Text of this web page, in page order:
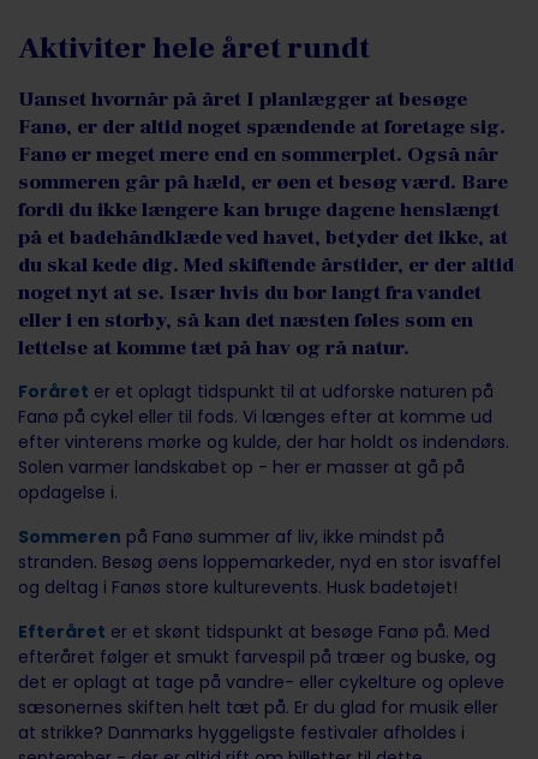
Aktiviter hele året rundt
Uanset hvornår på året I planlægger at besøge
Fanø, er der altid noget spændende at foretage sig.
Fanø er meget mere end en sommerplet. Også når
sommeren går på hæld, er øen et besøg værd. Bare
fordi du ikke længere kan bruge dagene henslængt
på et badehåndklæde ved havet, betyder det ikke, at
du skal kede dig. Med skiftende årstider, er der altid
noget nyt at se. Især hvis du bor langt fra vandet
eller i en storby, så kan det næsten føles som en
lettelse at komme tæt på hav og rå natur.
Foråret er et oplagt tidspunkt til at udforske naturen på
Fanø på cykel eller til fods. Vi længes efter at komme ud
efter vinterens mørke og kulde, der har holdt os indendørs.
Solen varmer landskabet op - her er masser at gå på
opdagelse i.
Sommeren på Fanø summer af liv, ikke mindst på
stranden. Besøg øens loppemarkeder, nyd en stor isvaffel
og deltag i Fanøs store kulturevents. Husk badetøjet!
Efteråret er et skønt tidspunkt at besøge Fanø på. Med
efteråret følger et smukt farvespil på træer og buske, og
det er oplagt at tage på vandre- eller cykelture og opleve
sæsonernes skiften helt tæt på. Er du glad for musik eller
at strikke? Danmarks hyggeligste festivaler afholdes i